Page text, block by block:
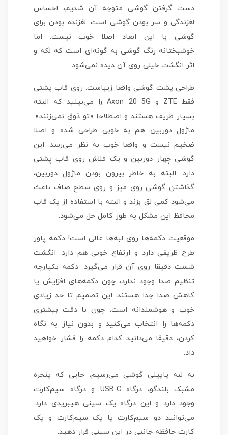
دست گرفتن گوشی متوجه آن شدیم، احساس
لغزندگی و سر بودن گوشی است. لغزنده بودن برای
گوشی با این ابعاد اصلا خوب نیست. اما
خوشبختانه رنگ گوشی به گونه‌ای است که لکه و
اثر انگشت خیلی روی آن دیده نمی‌شود.
طراحی پشت گوشی واقعا زیباست. روی قاب پشتی
فقط ZTE و Axon 20 5G را می‌بینید که البته
بسیار ظریف هستند و اصطلاحا «تو ذوق نمی‌زنند».
ماژول دوربین هم به خوبی طراحی شده و اصلا
ضخیم نیست و واقعا خوب به نظر می‌رسد. این
گوشی چهار دوربین و یک فلاش روی قاب پشتی
دارد. البته به خاطر بیرون بودن ماژول دوربین،
گذاشتن گوشی روی میز و روی سطح صاف باعث
می‌شود کمی لق بزند و البته با استفاده از یک قاب
محافظ این مشکل به طور کامل حل می‌شود.
موقعیت دکمه‌ها روی لبه‌ها عالی است! دکمه پاور
طرح ظریفی دارد و ارتفاع خوبی هم دارد. انگشت
شست دقیقا روی آن قرار می‌گیرد. دکمه یکپارچه
تنظیم صدا وجود ندارد، چون دکمه‌های افزایش یا
کاهش صدا جدا هستند. این تصمیم تا حد زیادی
خوب و هوشمندانه است، چون با دقت بیشتری
دکمه‌ها را انتخاب می‌کنید و بدون نیاز به نگاه
کردن، دقیقا می‌دانید کدام دکمه را فشار خواهید
داد.
به لبه پایینی گوشی می‌رسیم، جایی که پنجره
مشبک بلندگو، درگاه USB-C و درگاه سیم‌کارت
وجود دارد و این درگاه یک سینی هیبریدی دارد.
می‌توانید دو سیم‌کارت یا یک سیم‌کارت و یک
کارت حافظه جانبی در این سینی قرار دهید.